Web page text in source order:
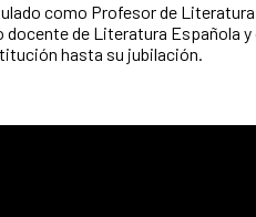
como Profesor de
de Literatura Española y
hasta su jubilación.